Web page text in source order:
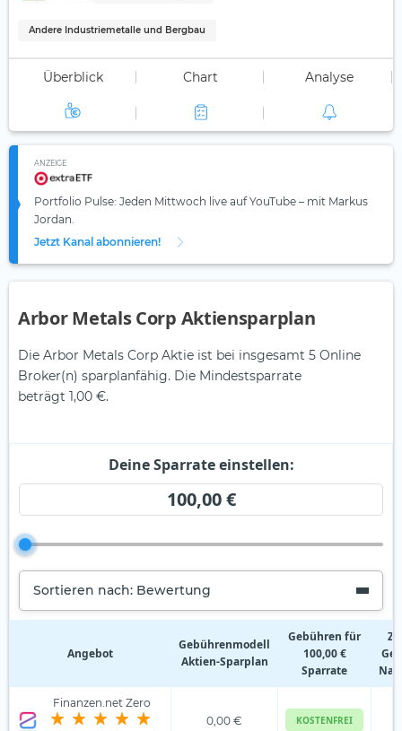
Andere Industriemetalle und Bergbau
Überblick Chart Analyse
ANZEIGE
Portfolio Pulse: Jeden Mittwoch live auf YouTube – mit Markus
Jordan.
Jetzt Kanal abonnieren!
Arbor Metals Corp Aktiensparplan
Die Arbor Metals Corp Aktie ist bei insgesamt 5 Online
Broker(n) sparplanfähig. Die Mindestsparrate
beträgt 1,00 €.
Deine Sparrate einstellen:
100,00 €
Sortieren nach: Bewertung
Angebot
Gebührenmodell
Aktien‑Sparplan
Gebühren für
100,00 €
Sparrate
Finanzen.net Zero
0,00 € KOSTENFREI